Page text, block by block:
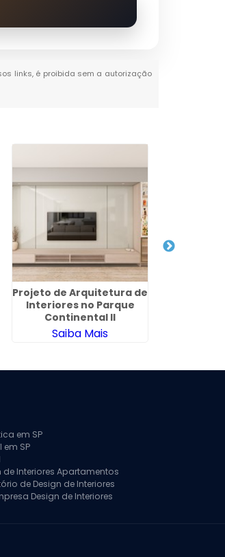
links, é proibida sem a autorização
Projeto de Arquitetura de
Interiores no Parque
Continental II
Saiba Mais
em SP
SP
de Interiores Apartamentos
de Design de Interiores
Design de Interiores